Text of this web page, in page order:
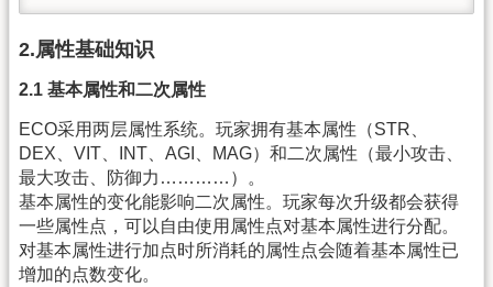
2.属性基础知识
2.1 基本属性和二次属性
ECO采用两层属性系统。玩家拥有基本属性（STR、
DEX、VIT、INT、AGI、MAG）和二次属性（最小攻击、
最大攻击、防御力…………）。
基本属性的变化能影响二次属性。玩家每次升级都会获得
一些属性点，可以自由使用属性点对基本属性进行分配。
对基本属性进行加点时所消耗的属性点会随着基本属性已
增加的点数变化。